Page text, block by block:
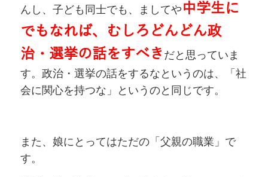
んし、子ども同士でも、ましてや 中学生に
でもなれば、むしろどんどん政
治・選挙の話をすべき だと思っていま
す。政治・選挙の話をするなというのは、「社
会に関心を持つな」というのと同じです。
また、娘にとってはただの「父親の職業」で
す。